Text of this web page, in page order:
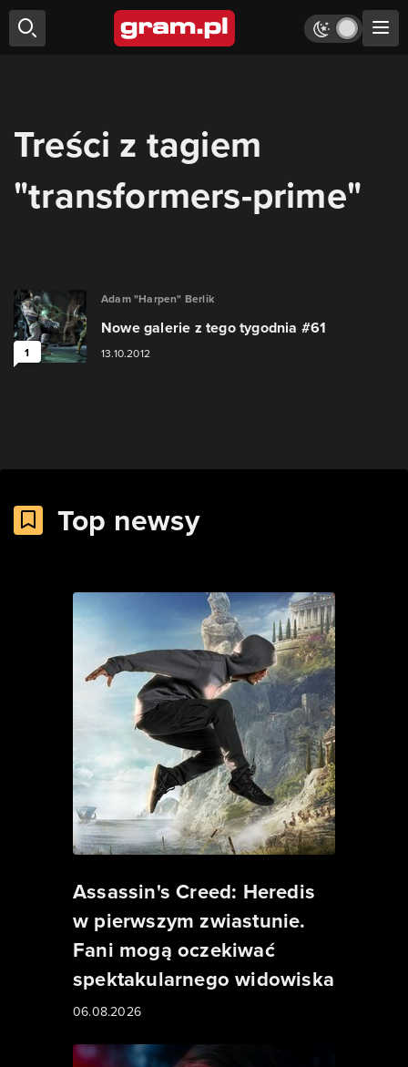
Treści z tagiem
"transformers-prime"
1
Adam "Harpen" Berlik
Nowe galerie z tego tygodnia #61
13.10.2012
Top newsy
Assassin's Creed: Heredis
w pierwszym zwiastunie.
Fani mogą oczekiwać
spektakularnego widowiska
06.08.2026